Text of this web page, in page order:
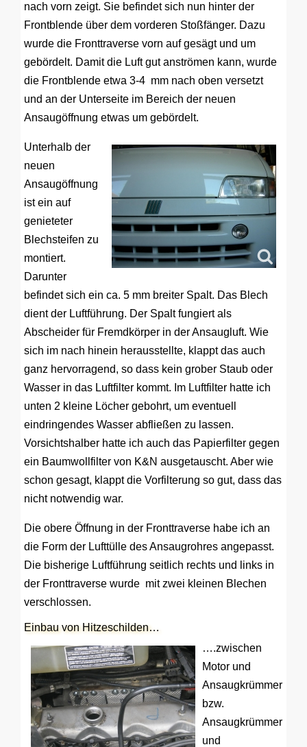
nach vorn zeigt. Sie befindet sich nun hinter der
Frontblende über dem vorderen Stoßfänger. Dazu
wurde die Fronttraverse vorn auf gesägt und um
gebördelt. Damit die Luft gut anströmen kann, wurde
die Frontblende etwa 3-4 mm nach oben versetzt
und an der Unterseite im Bereich der neuen
Ansaugöffnung etwas um gebördelt.
Unterhalb der
neuen
Ansaugöffnung
ist ein auf
genieteter
Blechsteifen zu
montiert.
Darunter
befindet sich ein ca. 5 mm breiter Spalt. Das Blech
dient der Luftführung. Der Spalt fungiert als
Abscheider für Fremdkörper in der Ansaugluft. Wie
sich im nach hinein herausstellte, klappt das auch
ganz hervorragend, so dass kein grober Staub oder
Wasser in das Luftfilter kommt. Im Luftfilter hatte ich
unten 2 kleine Löcher gebohrt, um eventuell
eindringendes Wasser abfließen zu lassen.
Vorsichtshalber hatte ich auch das Papierfilter gegen
ein Baumwollfilter von K&N ausgetauscht. Aber wie
schon gesagt, klappt die Vorfilterung so gut, dass das
nicht notwendig war.
Die obere Öffnung in der Fronttraverse habe ich an
die Form der Lufttülle des Ansaugrohres angepasst.
Die bisherige Luftführung seitlich rechts und links in
der Fronttraverse wurde mit zwei kleinen Blechen
verschlossen.
Einbau von Hitzeschilden…
….zwischen
Motor und
Ansaugkrümmer
bzw.
Ansaugkrümmer
und